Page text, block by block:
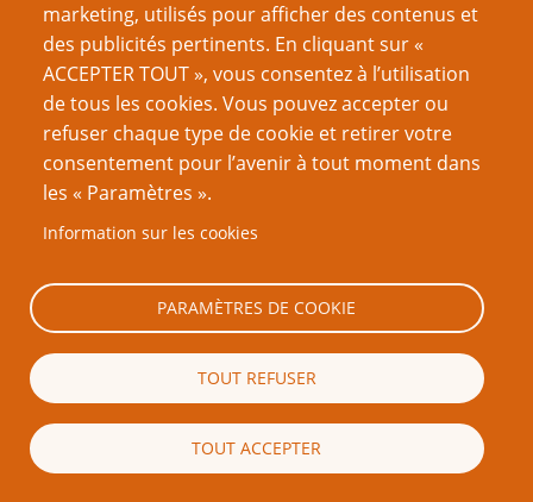
Allez-y, rachetez un autre bateau, va. Je le coulerai aussi,
bordel.
Articles originaux :How James Wallis Ruined My Character's
Lifeet James Wallis Replies
Note
No votes yet
NdT : Une chance sur au moins 1.048.576. Jonny triche, ou il devrait
jouer au loto.
NdT : Remarquez que c’est ainsi que Greg Stolze
définit l’horreur dans
Unknown Armies
: “La responsabilité peut également être horrible…
marketing, utilisés pour afficher des contenus et
des publicités pertinents. En cliquant sur «
ACCEPTER TOUT », vous consentez à l’utilisation
de tous les cookies. Vous pouvez accepter ou
refuser chaque type de cookie et retirer votre
consentement pour l’avenir à tout moment dans
les « Paramètres ».
Information sur les cookies
PARAMÈTRES DE COOKIE
TOUT REFUSER
TOUT ACCEPTER